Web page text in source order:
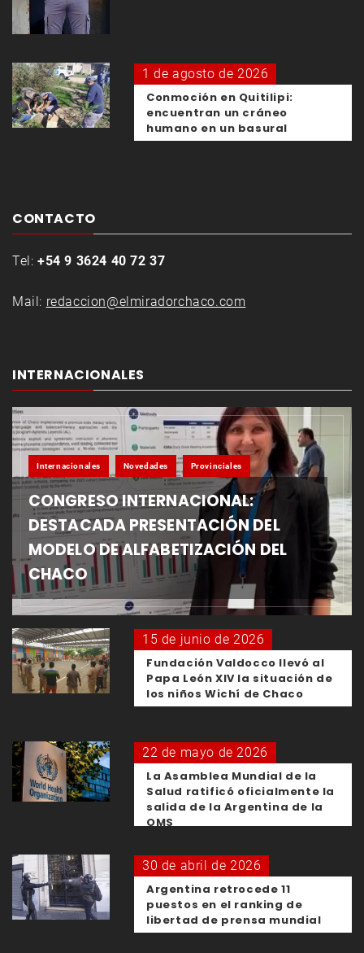
1 de agosto de 2026
Conmoción en Quitilipi:
encuentran un cráneo
humano en un basural
CONTACTO
Tel: +54 9 3624 40 72 37
Mail: redaccion@elmiradorchaco.com
INTERNACIONALES
Internacionales Novedades Provinciales
CONGRESO INTERNACIONAL:
DESTACADA PRESENTACIÓN DEL
MODELO DE ALFABETIZACIÓN DEL
CHACO
15 de junio de 2026
Fundación Valdocco llevó al
Papa León XIV la situación de
los niños Wichí de Chaco
22 de mayo de 2026
La Asamblea Mundial de la
Salud ratificó oficialmente la
salida de la Argentina de la
OMS
30 de abril de 2026
Argentina retrocede 11
puestos en el ranking de
libertad de prensa mundial